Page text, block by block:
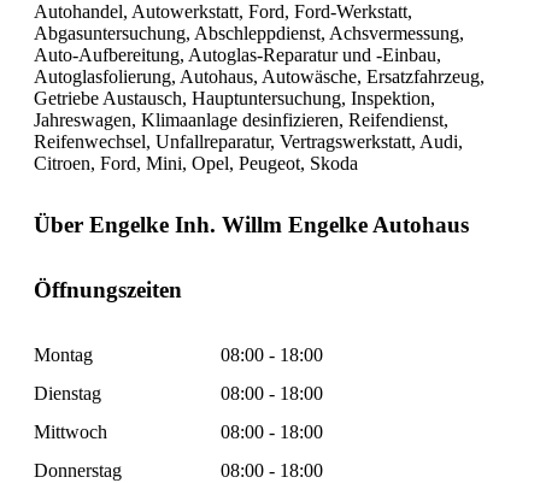
Autohandel, Autowerkstatt, Ford, Ford-Werkstatt,
Abgasuntersuchung, Abschleppdienst, Achsvermessung,
Auto-Aufbereitung, Autoglas-Reparatur und -Einbau,
Autoglasfolierung, Autohaus, Autowäsche, Ersatzfahrzeug,
Getriebe Austausch, Hauptuntersuchung, Inspektion,
Jahreswagen, Klimaanlage desinfizieren, Reifendienst,
Reifenwechsel, Unfallreparatur, Vertragswerkstatt, Audi,
Citroen, Ford, Mini, Opel, Peugeot, Skoda
Über Engelke Inh. Willm Engelke Autohaus
Öffnungszeiten
Montag
08:00 - 18:00
Dienstag
08:00 - 18:00
Mittwoch
08:00 - 18:00
Donnerstag
08:00 - 18:00